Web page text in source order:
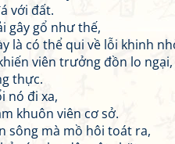
với đất.
gây gổ như thế,
là có thể qui về lỗi khinh
viên trưởng đồn lo ngại,
thực.
nó đi xa,
khuôn viên cơ sở.
sông mà mồ hôi toát ra,